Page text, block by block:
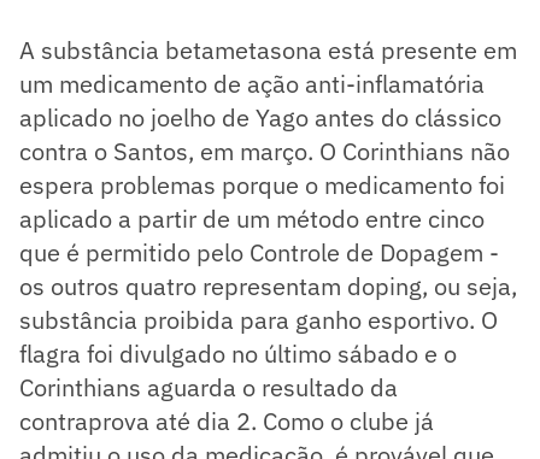
A substância betametasona está presente em
um medicamento de ação anti-inflamatória
aplicado no joelho de Yago antes do clássico
contra o Santos, em março. O Corinthians não
espera problemas porque o medicamento foi
aplicado a partir de um método entre cinco
que é permitido pelo Controle de Dopagem -
os outros quatro representam doping, ou seja,
substância proibida para ganho esportivo. O
flagra foi divulgado no último sábado e o
Corinthians aguarda o resultado da
contraprova até dia 2. Como o clube já